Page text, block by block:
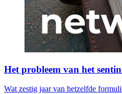
Het probleem van het
Wat zestig jaar van hetzelfde